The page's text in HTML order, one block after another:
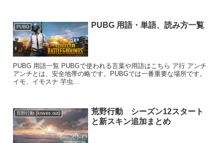
PUBG PUBG 用語・単語、読み方一覧
PUBG 用語一覧 PUBGで使われる言葉や用語はこちら ア行 アンチ
アンチとは、安全地帯の略です。PUBGでは一番重要な場所です。
イモ、イモスナ 芋虫...
荒野行動 (knives out)
荒野行動 シーズン12スタート
と新スキン追加まとめ